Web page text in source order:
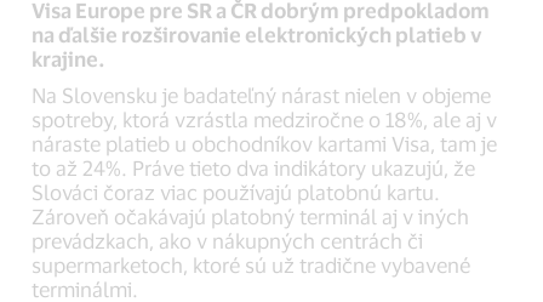
Visa Europe pre SR a ČR dobrým predpokladom
na ďalšie rozširovanie elektronických platieb v
krajine.
Na Slovensku je badateľný nárast nielen v objeme
spotreby, ktorá vzrástla medziročne o 18%, ale aj v
náraste platieb u obchodníkov kartami Visa, tam je
to až 24%. Práve tieto dva indikátory ukazujú, že
Slováci čoraz viac používajú platobnú kartu.
Zároveň očakávajú platobný terminál aj v iných
prevádzkach, ako v nákupných centrách či
supermarketoch, ktoré sú už tradične vybavené
terminálmi.